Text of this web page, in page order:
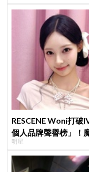
RESCENE Woni打破
個人品牌聲譽榜」！
襲Melon第一
明星